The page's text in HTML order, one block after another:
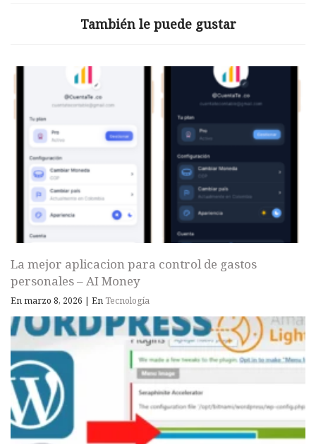
También le puede gustar
La mejor aplicacion para control de gastos
personales – AI Money
En marzo 8, 2026 | En Tecnología